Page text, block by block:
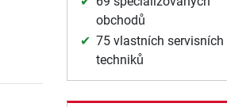
obchodů
75 vlastních servisních
techniků